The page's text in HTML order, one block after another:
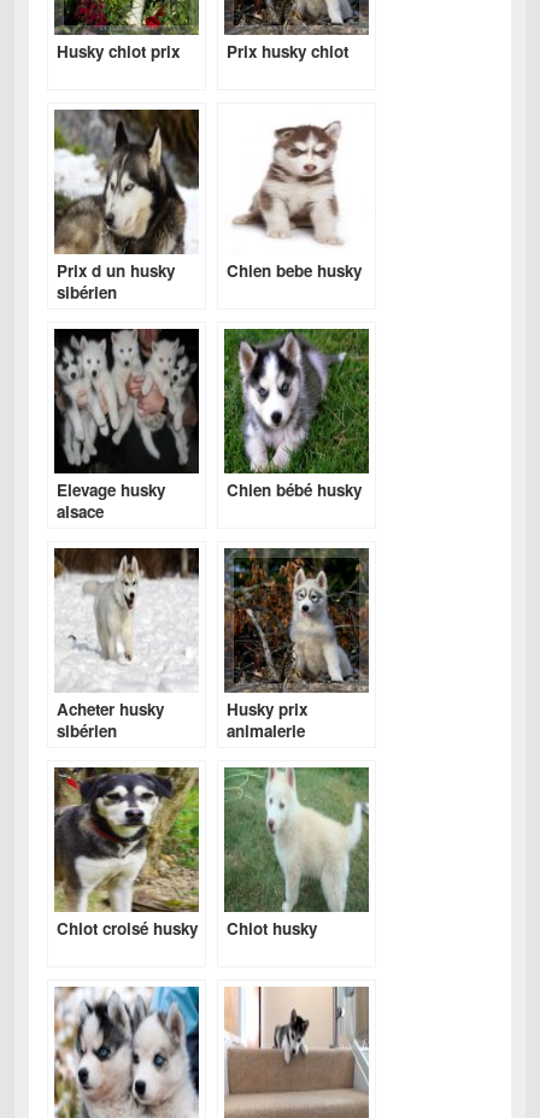
Husky chiot prix Prix husky chiot
Prix d un husky
sibérien
Chien bebe husky
Elevage husky
alsace
Chien bébé husky
Acheter husky
sibérien
Husky prix
animalerie
Chiot croisé husky Chiot husky